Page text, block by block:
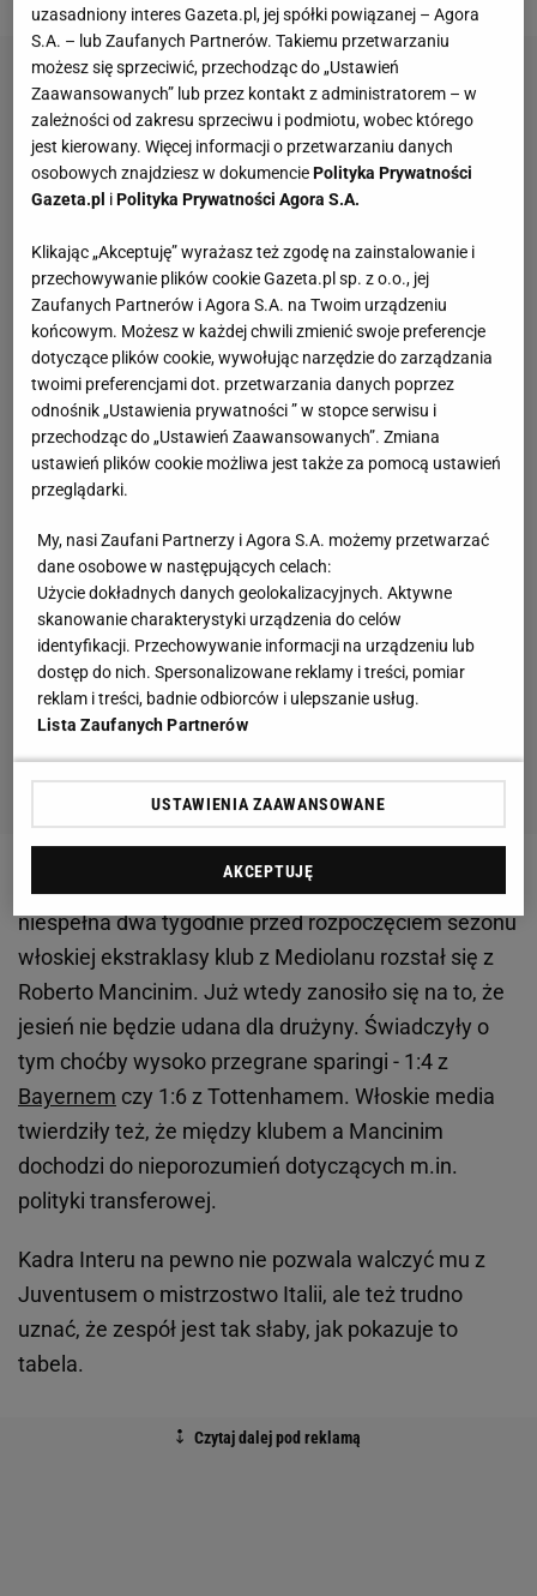
De Boer związał się z Interem w sierpniu. Na
niespełna dwa tygodnie przed rozpoczęciem sezonu
włoskiej ekstraklasy klub z Mediolanu rozstał się z
Roberto Mancinim. Już wtedy zanosiło się na to, że
jesień nie będzie udana dla drużyny. Świadczyły o
tym choćby wysoko przegrane sparingi - 1:4 z
Bayernem czy 1:6 z Tottenhamem. Włoskie media
twierdziły też, że między klubem a Mancinim
dochodzi do nieporozumień dotyczących m.in.
polityki transferowej.
Kadra Interu na pewno nie pozwala walczyć mu z
Juventusem o mistrzostwo Italii, ale też trudno
uznać, że zespół jest tak słaby, jak pokazuje to
tabela.
uzasadniony interes Gazeta.pl, jej spółki powiązanej – Agora
S.A. – lub Zaufanych Partnerów. Takiemu przetwarzaniu
możesz się sprzeciwić, przechodząc do „Ustawień
Zaawansowanych” lub przez kontakt z administratorem – w
zależności od zakresu sprzeciwu i podmiotu, wobec którego
jest kierowany. Więcej informacji o przetwarzaniu danych
osobowych znajdziesz w dokumenciePolityka Prywatności
Gazeta.pl iPolityka Prywatności Agora S.A.
Klikając „Akceptuję” wyrażasz też zgodę na zainstalowanie i
przechowywanie plików cookie Gazeta.pl sp. z o.o., jej
Zaufanych Partnerów i Agora S.A. na Twoim urządzeniu
końcowym. Możesz w każdej chwili zmienić swoje preferencje
dotyczące plików cookie, wywołując narzędzie do zarządzania
twoimi preferencjami dot. przetwarzania danych poprzez
odnośnik „Ustawienia prywatności ” w stopce serwisu i
przechodząc do „Ustawień Zaawansowanych”. Zmiana
ustawień plików cookie możliwa jest także za pomocą ustawień
przeglądarki.
My, nasi Zaufani Partnerzy i Agora S.A. możemy przetwarzać
dane osobowe w następujących celach:
Użycie dokładnych danych geolokalizacyjnych. Aktywne
skanowanie charakterystyki urządzenia do celów
identyfikacji. Przechowywanie informacji na urządzeniu lub
dostęp do nich. Spersonalizowane reklamy i treści, pomiar
reklam i treści, badnie odbiorców i ulepszanie usług.
Lista Zaufanych Partnerów
USTAWIENIA ZAAWANSOWANE
AKCEPTUJĘ